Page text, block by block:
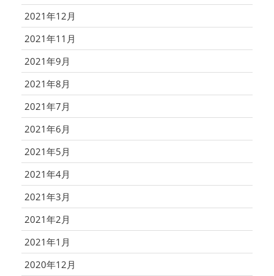
2021年12月
2021年11月
2021年9月
2021年8月
2021年7月
2021年6月
2021年5月
2021年4月
2021年3月
2021年2月
2021年1月
2020年12月